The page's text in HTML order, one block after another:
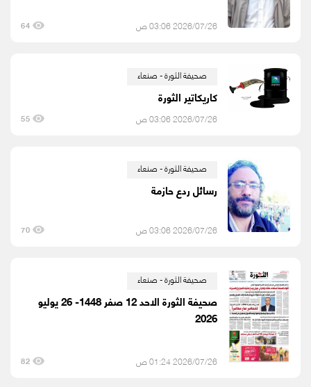
2026/07/26 03:06 ص 64
صحيفة الثورة - صنعاء
كاريكاتير الثورة
2026/07/26 03:06 ص 55
صحيفة الثورة - صنعاء
رسائل ردع حازمة
2026/07/26 03:06 ص 70
صحيفة الثورة - صنعاء
صحيفة الثورة الاحد 12 صفر 1448- 26 يوليو
2026
2026/07/26 01:24 ص 82